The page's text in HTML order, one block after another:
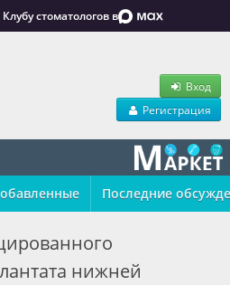
стоматологов в
Вход
Регистрация
Последние
нижней